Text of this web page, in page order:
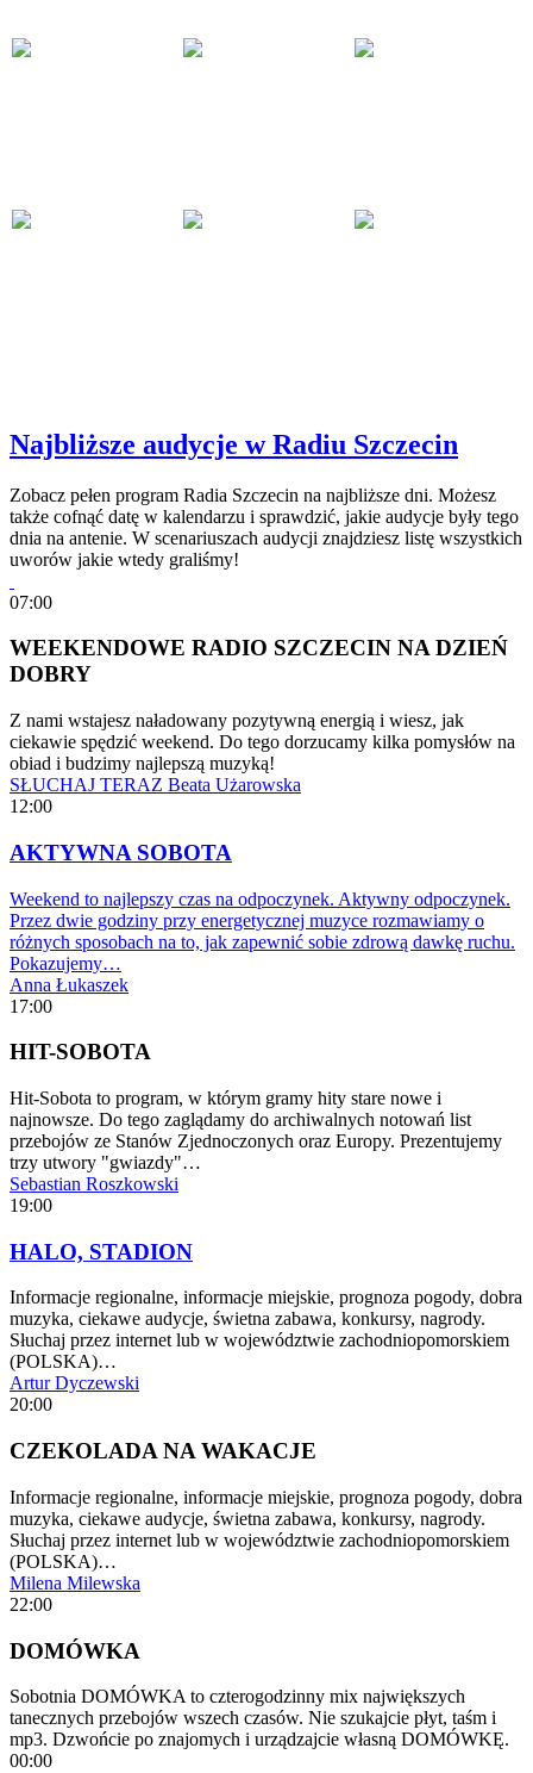
Najbliższe audycje w Radiu Szczecin
Zobacz pełen program Radia Szczecin na najbliższe dni. Możesz
także cofnąć datę w kalendarzu i sprawdzić, jakie audycje były tego
dnia na antenie. W scenariuszach audycji znajdziesz listę wszystkich
uworów jakie wtedy graliśmy!
07:00
WEEKENDOWE RADIO SZCZECIN NA DZIEŃ
DOBRY
Z nami wstajesz naładowany pozytywną energią i wiesz, jak
ciekawie spędzić weekend. Do tego dorzucamy kilka pomysłów na
obiad i budzimy najlepszą muzyką!
SŁUCHAJ TERAZ Beata Użarowska
12:00
AKTYWNA SOBOTA
Weekend to najlepszy czas na odpoczynek. Aktywny odpoczynek.
Przez dwie godziny przy energetycznej muzyce rozmawiamy o
różnych sposobach na to, jak zapewnić sobie zdrową dawkę ruchu.
Pokazujemy…
Anna Łukaszek
17:00
HIT-SOBOTA
Hit-Sobota to program, w którym gramy hity stare nowe i
najnowsze. Do tego zaglądamy do archiwalnych notowań list
przebojów ze Stanów Zjednoczonych oraz Europy. Prezentujemy
trzy utwory "gwiazdy"…
Sebastian Roszkowski
19:00
HALO, STADION
Informacje regionalne, informacje miejskie, prognoza pogody, dobra
muzyka, ciekawe audycje, świetna zabawa, konkursy, nagrody.
Słuchaj przez internet lub w województwie zachodniopomorskiem
(POLSKA)…
Artur Dyczewski
20:00
CZEKOLADA NA WAKACJE
Informacje regionalne, informacje miejskie, prognoza pogody, dobra
muzyka, ciekawe audycje, świetna zabawa, konkursy, nagrody.
Słuchaj przez internet lub w województwie zachodniopomorskiem
(POLSKA)…
Milena Milewska
22:00
DOMÓWKA
Sobotnia DOMÓWKA to czterogodzinny mix największych
tanecznych przebojów wszech czasów. Nie szukajcie płyt, taśm i
mp3. Dzwońcie po znajomych i urządzajcie własną DOMÓWKĘ.
00:00